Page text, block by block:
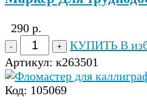
290 р.
КУПИТЬ В
Артикул: к263501
Код: 105069